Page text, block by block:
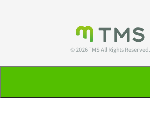
© 2026 TMS All Rights Reserved.